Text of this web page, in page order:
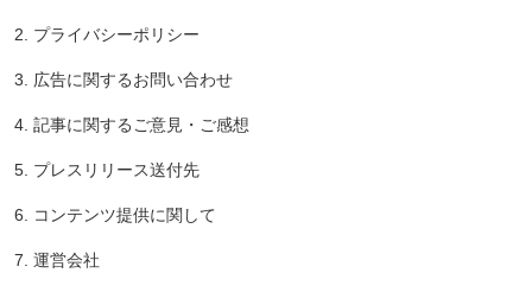
2. プライバシーポリシー
3. 広告に関するお問い合わせ
4. 記事に関するご意見・ご感想
5. プレスリリース送付先
6. コンテンツ提供に関して
7. 運営会社